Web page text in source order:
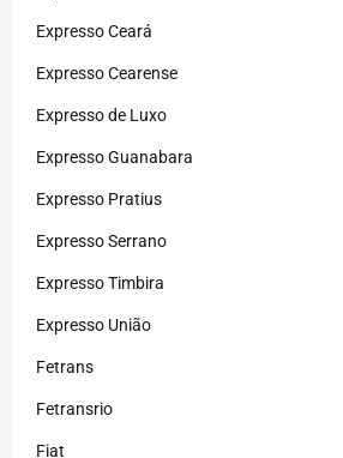
Expresso Ceará
Expresso Cearense
Expresso de Luxo
Expresso Guanabara
Expresso Pratius
Expresso Serrano
Expresso Timbira
Expresso União
Fetrans
Fetransrio
Fiat